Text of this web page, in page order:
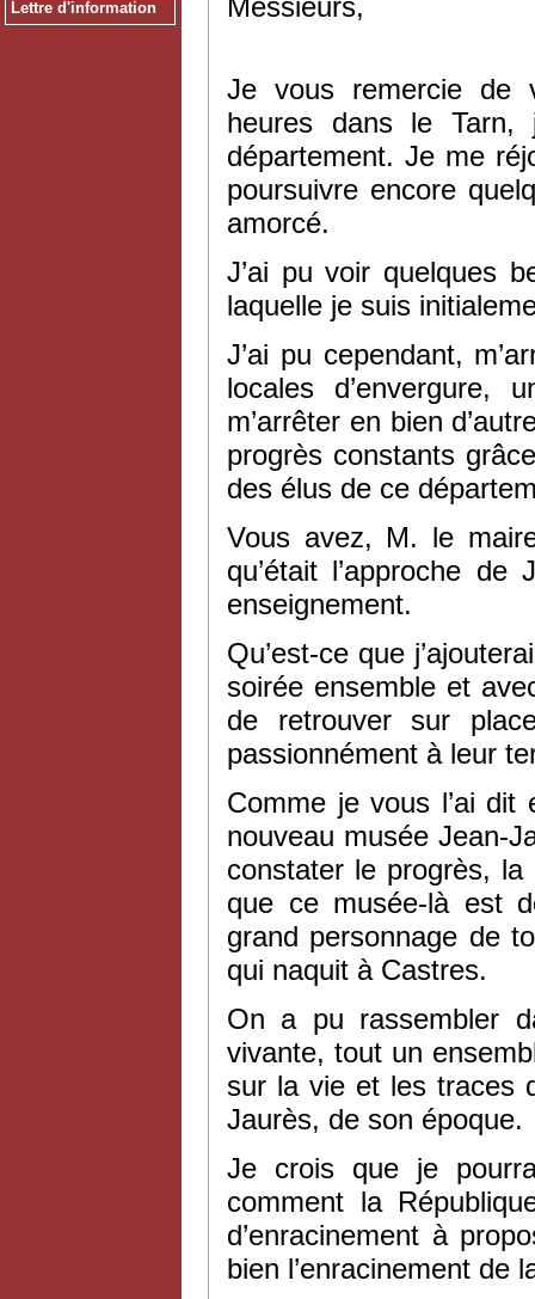
Lettre d'information
Je vous remercie de
heures dans le Tarn,
département. Je me
poursuivre encore
amorcé.
J’ai pu voir quelques
laquelle je suis
J’ai pu cependant,
locales d’envergure,
m’arrêter en bien
progrès constants
des élus de ce
Vous avez, M. le
qu’était l’approche
enseignement.
Qu’est-ce que
soirée ensemble et
de retrouver sur
passionnément à leur
Comme je vous l’ai
nouveau musée Jean-
constater le progrès,
que ce musée-là est
grand personnage de
qui naquit à Castres.
On a pu rassembler
vivante, tout un
sur la vie et les traces
Jaurès, de son époque.
Je crois que je
comment la
d’enracinement à
bien l’enracinement de